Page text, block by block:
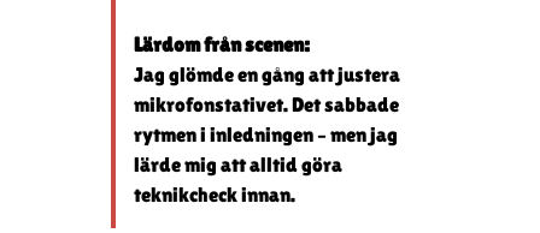
Lärdom från scenen:
Jag glömde en gång att justera
mikrofonstativet. Det sabbade
rytmen i inledningen – men jag
lärde mig att alltid göra
teknikcheck innan.